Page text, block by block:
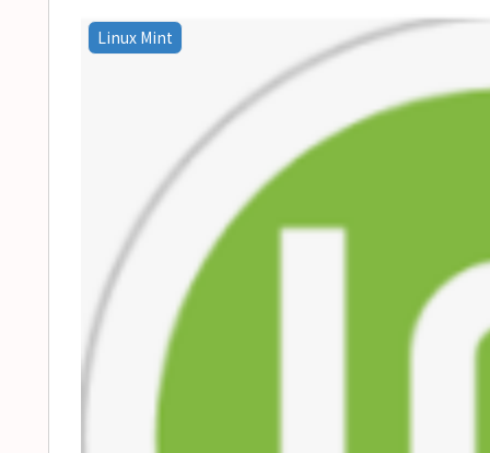
Linux Mint